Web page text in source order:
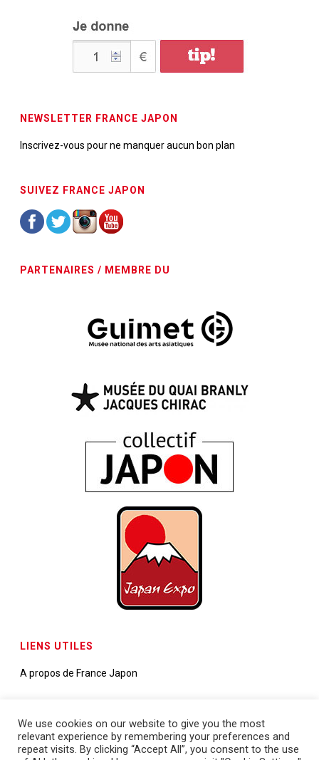
NEWSLETTER FRANCE JAPON
Inscrivez-vous pour ne manquer aucun bon plan
SUIVEZ FRANCE JAPON
PARTENAIRES / MEMBRE DU
LIENS UTILES
A propos de France Japon
Demande de partenariats
We use cookies on our website to give you the most
relevant experience by remembering your preferences and
repeat visits. By clicking “Accept All”, you consent to the use